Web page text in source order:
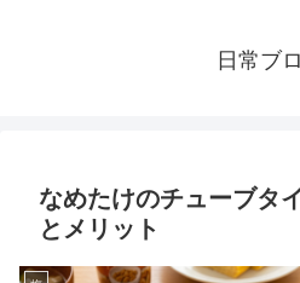
日常ブ
なめたけのチューブタ
とメリット